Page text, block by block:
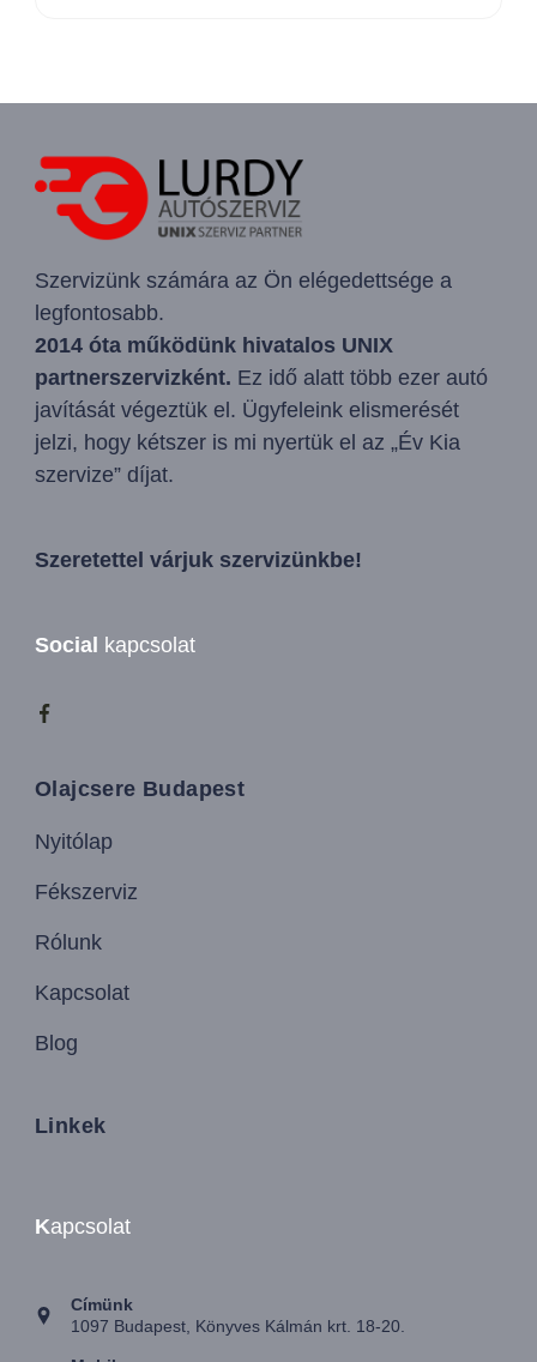
Szervizünk számára az Ön elégedettsége a
legfontosabb.
2014 óta működünk hivatalos UNIX
partnerszervizként. Ez idő alatt több ezer autó
javítását végeztük el. Ügyfeleink elismerését
jelzi, hogy kétszer is mi nyertük el az „Év Kia
szervize” díjat.
Szeretettel várjuk szervizünkbe!
Social kapcsolat
Olajcsere Budapest
Nyitólap
Fékszerviz
Rólunk
Kapcsolat
Blog
Linkek
Kapcsolat
Címünk
1097 Budapest, Könyves Kálmán krt. 18-20.